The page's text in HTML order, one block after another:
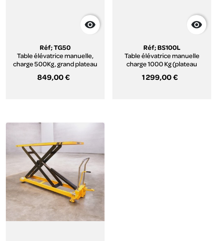

Réf; TG50
Table élévatrice manuelle,
charge 500Kg, grand plateau
849,00 €

Réf; BS100L
Table élévatrice manuelle
charge 1000 Kg (plateau
1 299,00 €